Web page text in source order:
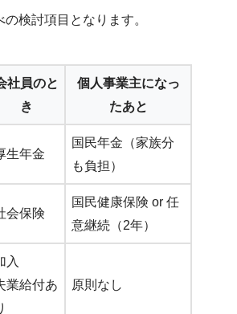
検討項目となります。
社員のと
き
個人事業主になっ
たあと
生年金
国民年金（家族分
も負担）
会保険
国民健康保険 or 任
意継続（2年）
入
業給付あ
原則なし